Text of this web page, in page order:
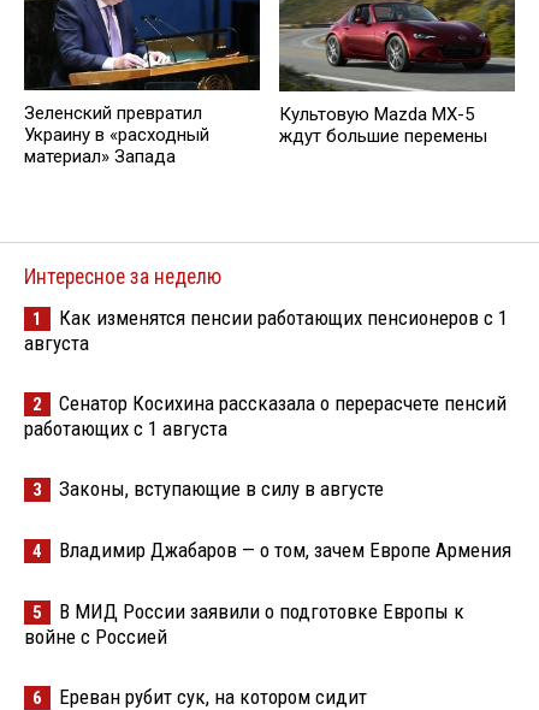
Зеленский превратил
Украину в «расходный
материал» Запада
Культовую Mazda MX-5
ждут большие перемены
Интересное за неделю
1
Как изменятся пенсии работающих пенсионеров с 1
августа
2
Сенатор Косихина рассказала о перерасчете пенсий
работающих с 1 августа
3 Законы, вступающие в силу в августе
4 Владимир Джабаров — о том, зачем Европе Армения
5
В МИД России заявили о подготовке Европы к
войне с Россией
6 Ереван рубит сук, на котором сидит